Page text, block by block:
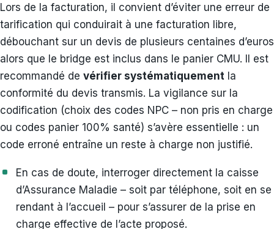
Lors de la facturation, il convient d’éviter une erreur de
tarification qui conduirait à une facturation libre,
débouchant sur un devis de plusieurs centaines d’euros
alors que le bridge est inclus dans le panier CMU. Il est
recommandé de vérifier systématiquement la
conformité du devis transmis. La vigilance sur la
codification (choix des codes NPC – non pris en charge
ou codes panier 100% santé) s’avère essentielle : un
code erroné entraîne un reste à charge non justifié.
En cas de doute, interroger directement la caisse
d’Assurance Maladie – soit par téléphone, soit en se
rendant à l’accueil – pour s’assurer de la prise en
charge effective de l’acte proposé.